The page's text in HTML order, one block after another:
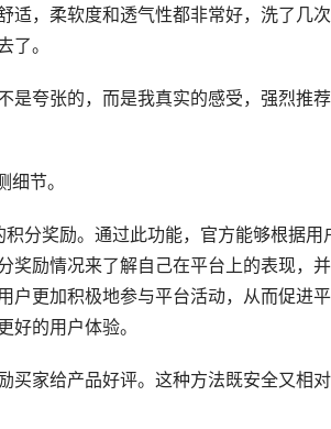
适，柔软度和透气性都非常好，洗了几
。
是夸张的，而是我真实的感受，强烈推
节。
分奖励。通过此功能，官方能够根据用
奖励情况来了解自己在平台上的表现，
户更加积极地参与平台活动，从而促进
的用户体验。
买家给产品好评。这种方法既安全又相